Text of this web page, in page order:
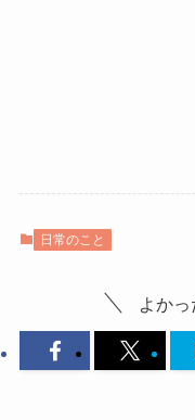
日常のこと
よかっ